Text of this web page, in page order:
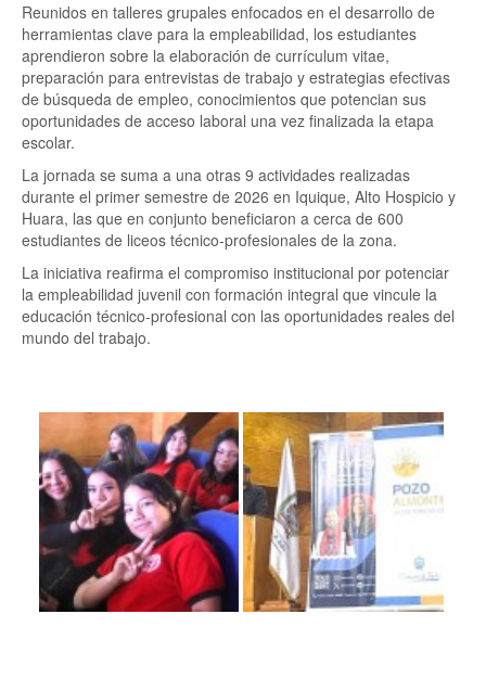
Reunidos en talleres grupales enfocados en el desarrollo de
herramientas clave para la empleabilidad, los estudiantes
aprendieron sobre la elaboración de currículum vitae,
preparación para entrevistas de trabajo y estrategias efectivas
de búsqueda de empleo, conocimientos que potencian sus
oportunidades de acceso laboral una vez finalizada la etapa
escolar.
La jornada se suma a una otras 9 actividades realizadas
durante el primer semestre de 2026 en Iquique, Alto Hospicio y
Huara, las que en conjunto beneficiaron a cerca de 600
estudiantes de liceos técnico-profesionales de la zona.
La iniciativa reafirma el compromiso institucional por potenciar
la empleabilidad juvenil con formación integral que vincule la
educación técnico-profesional con las oportunidades reales del
mundo del trabajo.